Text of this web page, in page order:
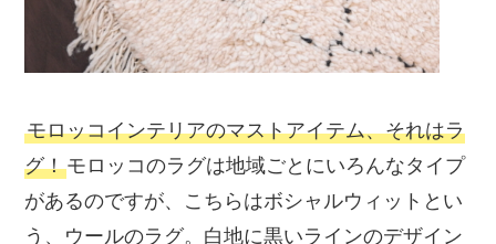
モロッコインテリアのマストアイテム、それはラ
グ！モロッコのラグは地域ごとにいろんなタイプ
があるのですが、こちらはボシャルウィットとい
う、ウールのラグ。白地に黒いラインのデザイン